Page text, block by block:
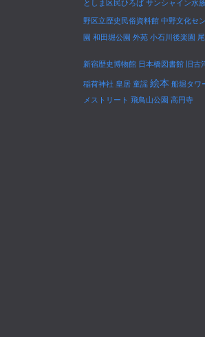
としま区民ひろば サンシャイン水
野区立歴史民俗資料館 中野文化セ
園 和田堀公園 外苑 小石川後楽園
新宿歴史博物館 日本橋図書館 旧古
稲荷神社 皇居 童謡 絵本 船堀タワ
メストリート 飛鳥山公園 高円寺